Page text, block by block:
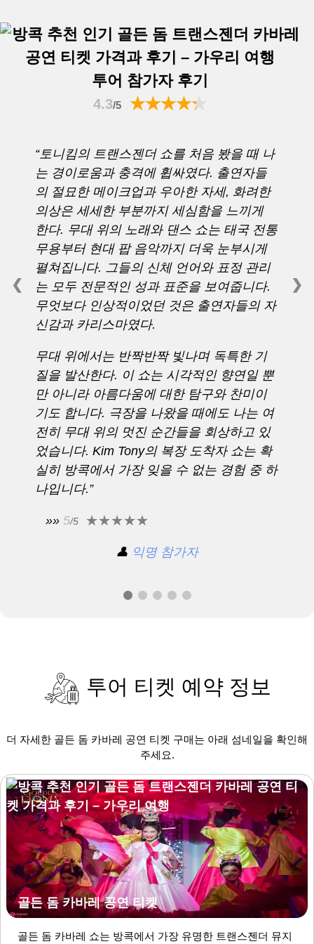
투어 참가자 후기
4.3/5
“토니킴의 트랜스젠더 쇼를 처음 봤을 때 나
는 경이로움과 충격에 휩싸였다. 출연자들
의 절묘한 메이크업과 우아한 자세, 화려한
의상은 세세한 부분까지 세심함을 느끼게
한다. 무대 위의 노래와 댄스 쇼는 태국 전통
무용부터 현대 팝 음악까지 더욱 눈부시게
펼쳐집니다. 그들의 신체 언어와 표정 관리
는 모두 전문적인 성과 표준을 보여줍니다.
무엇보다 인상적이었던 것은 출연자들의 자
신감과 카리스마였다.
무대 위에서는 반짝반짝 빛나며 독특한 기
질을 발산한다. 이 쇼는 시각적인 향연일 뿐
만 아니라 아름다움에 대한 탐구와 찬미이
기도 합니다. 극장을 나왔을 때에도 나는 여
전히 무대 위의 멋진 순간들을 회상하고 있
었습니다. Kim Tony의 복장 도착자 쇼는 확
실히 방콕에서 가장 잊을 수 없는 경험 중 하
나입니다.”
»» 5/5
👤 익명 참가자
❮ ❯
투어 티켓 예약 정보
더 자세한 골든 돔 카바레 공연 티켓 구매는 아래 섬네일을 확인해
주세요.
골든 돔 카바레 공연 티켓
골든 돔 카바레 쇼는 방콕에서 가장 유명한 트랜스젠더 뮤지